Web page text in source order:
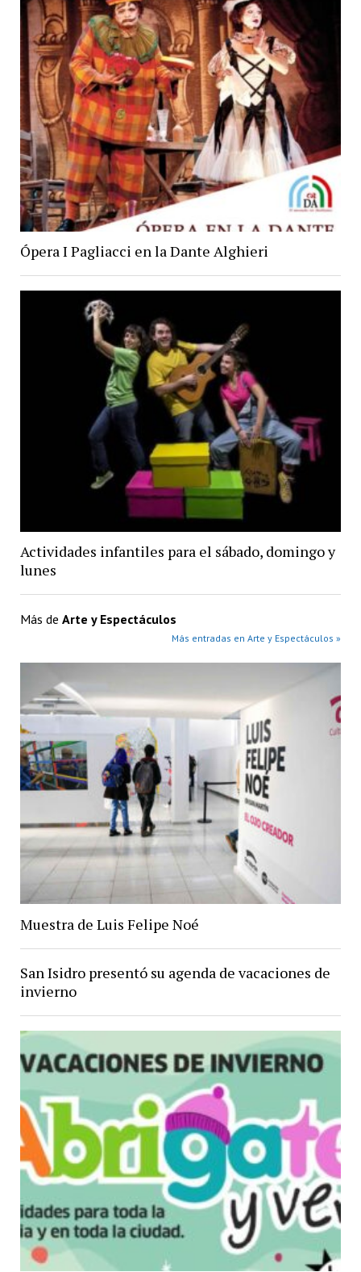
Ópera I Pagliacci en la Dante Alghieri
Actividades infantiles para el sábado, domingo y
lunes
Más de Arte y Espectáculos
Más entradas en Arte y Espectáculos »
Muestra de Luis Felipe Noé
San Isidro presentó su agenda de vacaciones de
invierno